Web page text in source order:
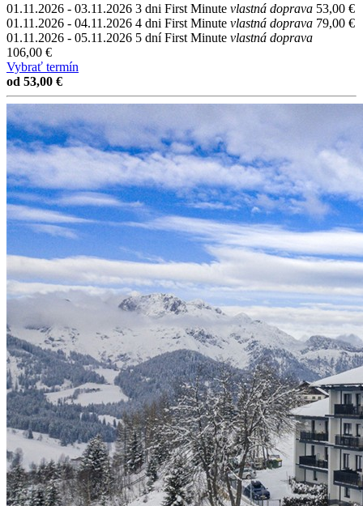
01.11.2026 - 03.11.2026 3 dni First Minute vlastná doprava 53,00 €
01.11.2026 - 04.11.2026 4 dni First Minute vlastná doprava 79,00 €
01.11.2026 - 05.11.2026 5 dní First Minute vlastná doprava
106,00 €
Vybrať termín
od 53,00 €